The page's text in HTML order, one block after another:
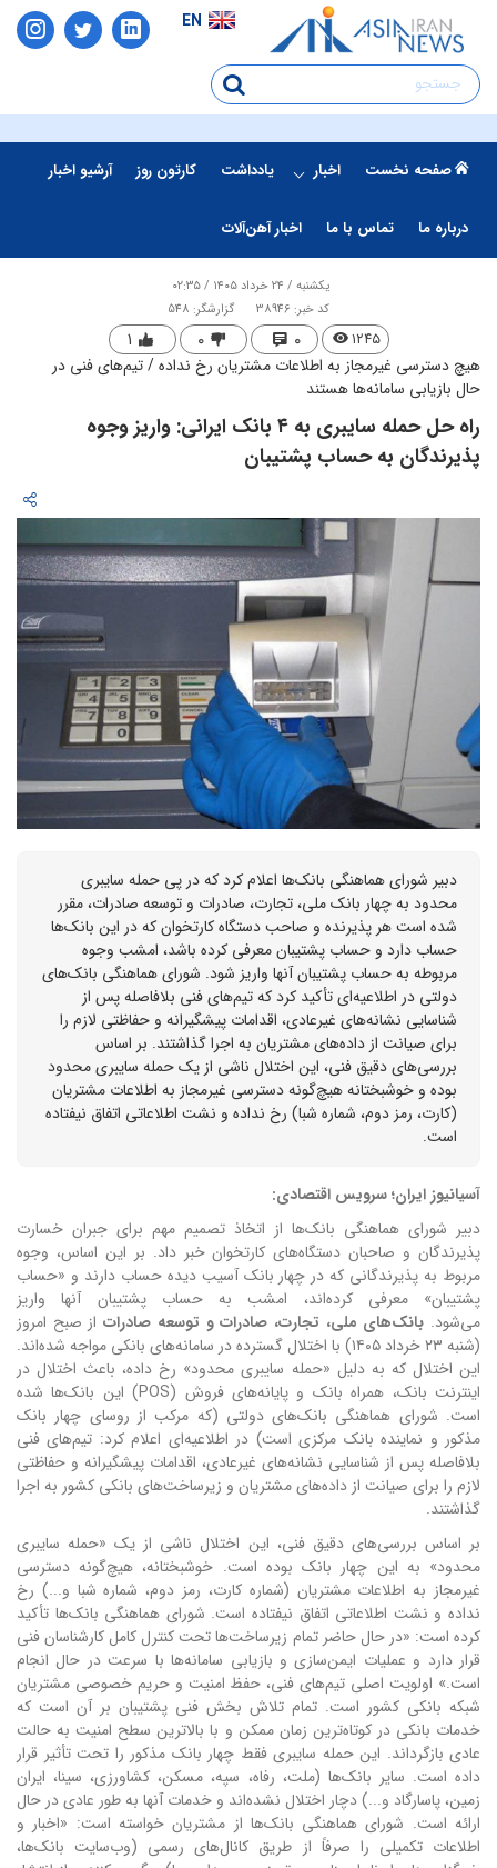
EN
صفحه نخست اخبار یادداشت کارتون روز آرشیو اخبار
درباره ما تماس با ما اخبار آهن‌آلات
یکشنبه / ۲۴ خرداد ۱۴۰۵ / ۰۲:۳۵
کد خبر: 38946
گزارشگر: 548
۱۲۴۵ ۰ ۰ ۱
هیچ دسترسی غیرمجاز به اطلاعات مشتریان رخ نداده / تیم‌های فنی در
حال بازیابی سامانه‌ها هستند
راه حل حمله سایبری به ۴ بانک ایرانی: واریز وجوه
پذیرندگان به حساب پشتیبان
دبیر شورای هماهنگی بانک‌ها اعلام کرد که در پی حمله سایبری
محدود به چهار بانک ملی، تجارت، صادرات و توسعه صادرات، مقرر
شده است هر پذیرنده و صاحب دستگاه کارتخوان که در این بانک‌ها
حساب دارد و حساب پشتیبان معرفی کرده باشد، امشب وجوه
مربوطه به حساب پشتیبان آنها واریز شود. شورای هماهنگی بانک‌های
دولتی در اطلاعیه‌ای تأکید کرد که تیم‌های فنی بلافاصله پس از
شناسایی نشانه‌های غیرعادی، اقدامات پیشگیرانه و حفاظتی لازم را
برای صیانت از داده‌های مشتریان به اجرا گذاشتند. بر اساس
بررسی‌های دقیق فنی، این اختلال ناشی از یک حمله سایبری محدود
بوده و خوشبختانه هیچ‌گونه دسترسی غیرمجاز به اطلاعات مشتریان
(کارت، رمز دوم، شماره شبا) رخ نداده و نشت اطلاعاتی اتفاق نیفتاده
است.
آسیانیوز ایران؛ سرویس اقتصادی:
دبیر شورای هماهنگی بانک‌ها از اتخاذ تصمیم مهم برای جبران خسارت
پذیرندگان و صاحبان دستگاه‌های کارتخوان خبر داد. بر این اساس، وجوه
مربوط به پذیرندگانی که در چهار بانک آسیب دیده حساب دارند و «حساب
پشتیبان» معرفی کرده‌اند، امشب به حساب پشتیبان آنها واریز
می‌شود. بانک‌های ملی، تجارت، صادرات و توسعه صادراتاز صبح امروز
(شنبه ۲۳ خرداد ۱۴۰۵) با اختلال گسترده در سامانه‌های بانکی مواجه شده‌اند.
این اختلال که به دلیل «حمله سایبری محدود» رخ داده، باعث اختلال در
اینترنت بانک، همراه بانک و پایانه‌های فروش (POS) این بانک‌ها شده
است. شورای هماهنگی بانک‌های دولتی (که مرکب از روسای چهار بانک
مذکور و نماینده بانک مرکزی است) در اطلاعیه‌ای اعلام کرد: تیم‌های فنی
بلافاصله پس از شناسایی نشانه‌های غیرعادی، اقدامات پیشگیرانه و حفاظتی
لازم را برای صیانت از داده‌های مشتریان و زیرساخت‌های بانکی کشور به اجرا
گذاشتند.
بر اساس بررسی‌های دقیق فنی، این اختلال ناشی از یک «حمله سایبری
محدود» به این چهار بانک بوده است. خوشبختانه، هیچ‌گونه دسترسی
غیرمجاز به اطلاعات مشتریان (شماره کارت، رمز دوم، شماره شبا و...) رخ
نداده و نشت اطلاعاتی اتفاق نیفتاده است. شورای هماهنگی بانک‌ها تأکید
کرده است: «در حال حاضر تمام زیرساخت‌ها تحت کنترل کامل کارشناسان فنی
قرار دارد و عملیات ایمن‌سازی و بازیابی سامانه‌ها با سرعت در حال انجام
است.» اولویت اصلی تیم‌های فنی، حفظ امنیت و حریم خصوصی مشتریان
شبکه بانکی کشور است. تمام تلاش بخش فنی پشتیبان بر آن است که
خدمات بانکی در کوتاه‌ترین زمان ممکن و با بالاترین سطح امنیت به حالت
عادی بازگرداند. این حمله سایبری فقط چهار بانک مذکور را تحت تأثیر قرار
داده است. سایر بانک‌ها (ملت، رفاه، سپه، مسکن، کشاورزی، سینا، ایران
زمین، پاسارگاد و...) دچار اختلال نشده‌اند و خدمات آنها به طور عادی در حال
ارائه است. شورای هماهنگی بانک‌ها از مشتریان خواسته است: «اخبار و
اطلاعات تکمیلی را صرفاً از طریق کانال‌های رسمی (وب‌سایت بانک‌ها،